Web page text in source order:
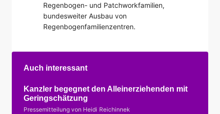
Regenbogen- und Patchworkfamilien,
bundesweiter Ausbau von
Regenbogenfamilienzentren.
Auch interessant
Kanzler begegnet den Alleinerziehenden mit
Geringschätzung
Pressemitteilung von Heidi Reichinnek